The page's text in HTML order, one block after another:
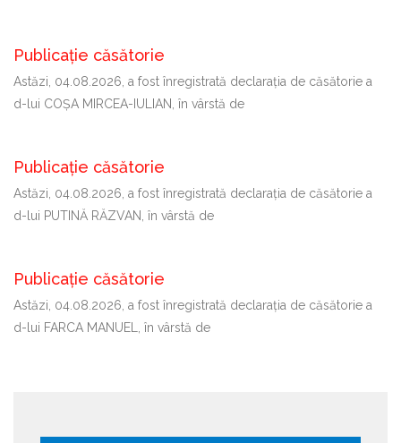
Publicație căsătorie
Astăzi, 04.08.2026, a fost înregistrată declaraţia de căsătorie a
d-lui COȘA MIRCEA-IULIAN, în vârstă de
Publicație căsătorie
Astăzi, 04.08.2026, a fost înregistrată declaraţia de căsătorie a
d-lui PUTINĂ RĂZVAN, în vârstă de
Publicație căsătorie
Astăzi, 04.08.2026, a fost înregistrată declaraţia de căsătorie a
d-lui FARCA MANUEL, în vârstă de